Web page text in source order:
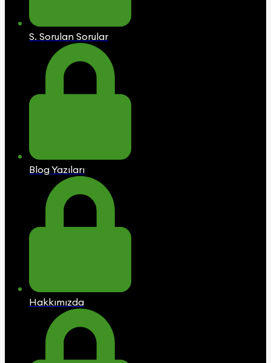
S. Sorulan Sorular
Blog Yazıları
Hakkımızda